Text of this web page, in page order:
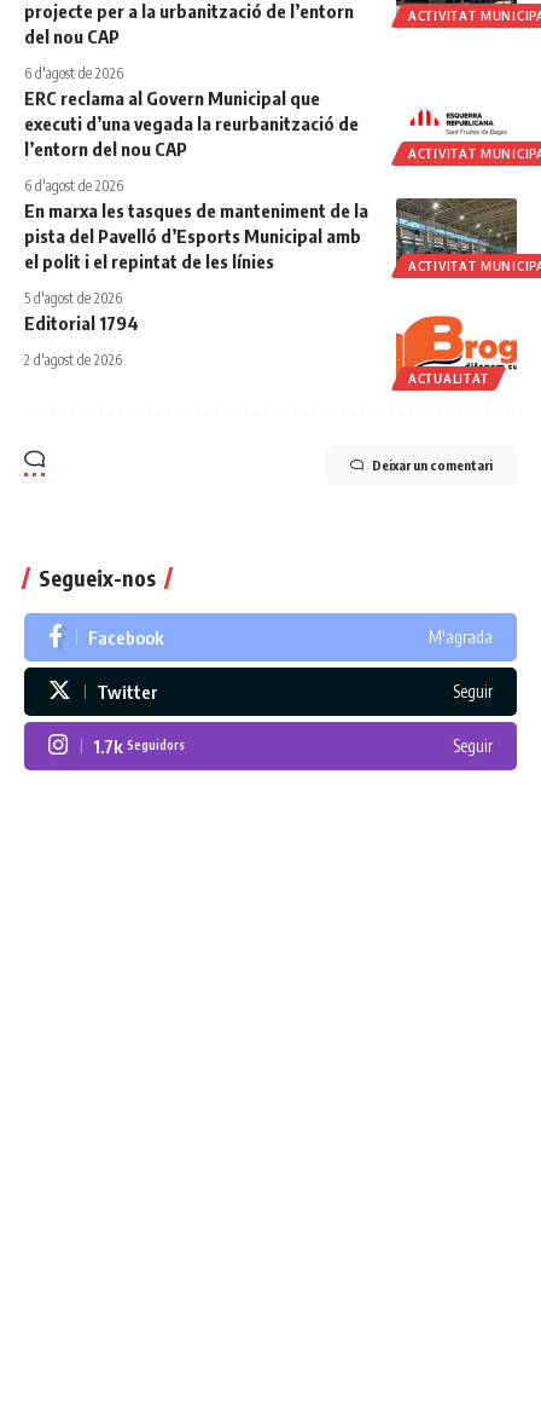
ACTIVITAT
projecte per a la urbanització de l’entorn
del nou CAP
6 d'agost de 2026
ACTIVITAT
ERC reclama al Govern Municipal que
executi d’una vegada la reurbanització de
l’entorn del nou CAP
6 d'agost de 2026
ACTIVITAT
En marxa les tasques de manteniment de la
pista del Pavelló d’Esports Municipal amb
el polit i el repintat de les línies
5 d'agost de 2026
ACTUALITAT
Editorial 1794
2 d'agost de 2026
Deixar un comentari
Segueix-nos
Facebook M'agrada
Twitter Seguir
1.7k Seguidors Seguir